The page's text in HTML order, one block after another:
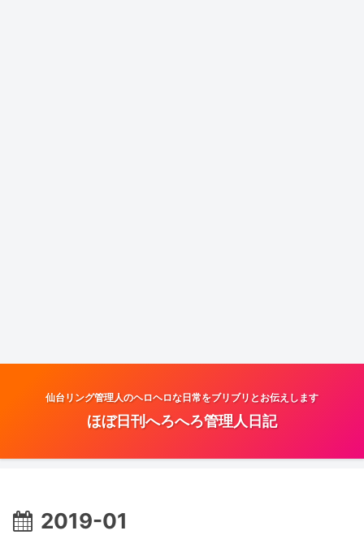
仙台リング管理人のヘロヘロな日常をブリブリとお伝えします
ほぼ日刊へろへろ管理人日記
2019-01